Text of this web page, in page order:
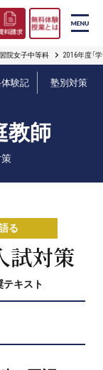
院女子中等科 2016年度「
験記 塾別対策
教師
る
試対策
テキスト